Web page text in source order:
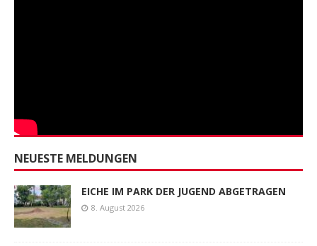
NEUESTE MELDUNGEN
EICHE IM PARK DER JUGEND ABGETRAGEN
8. August 2026